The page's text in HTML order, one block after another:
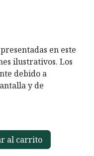
en este
ilustrativos. Los
debido a
y de
al carrito